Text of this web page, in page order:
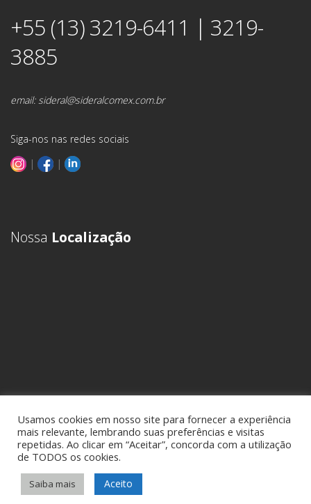
+55 (13) 3219-6411 | 3219-
3885
email:sideral@sideralcomex.com.br
Siga-nos nas redes sociais
|
|
Nossa Localização
Sideral Comex - Assessoria em Comércio Exterior • Todos os direitos
reservados -Política de Privacidade
Usamos cookies em nosso site para fornecer a experiência
mais relevante, lembrando suas preferências e visitas
repetidas. Ao clicar em “Aceitar”, concorda com a utilização
de TODOS os cookies.
Saiba mais Aceito